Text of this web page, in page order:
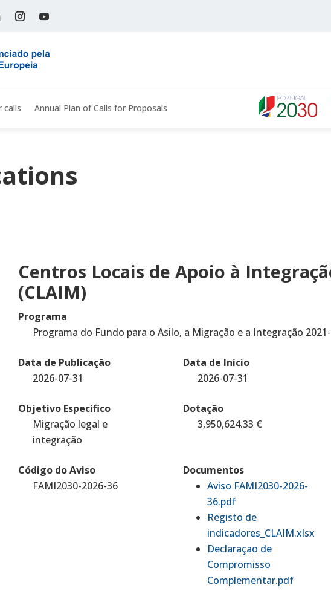
calls Annual Plan of Calls for Proposals
Centros Locais de Apoio à
(CLAIM)
Programa
Programa do Fundo para o Asilo, a Migração e a Integração
Data de Publicação
2026-07-31
Data de Início
2026-07-31
Objetivo Específico
Migração legal e
integração
Dotação
3,950,624.33 €
Código do Aviso
FAMI2030-2026-36
Documentos
Aviso FAMI2030-2026-
36.pdf
Registo de
indicadores_CLAIM.xlsx
Declaraçao de
Compromisso
Complementar.pdf